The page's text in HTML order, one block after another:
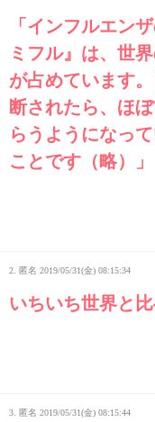
「インフルエン
ミフル』は、世
が占めています
断されたら、ほ
らうようになっ
ことです（略）」
2. 匿名 2019/05/31(金) 08:15:34
いちいち世界と
3. 匿名 2019/05/31(金) 08:15:44